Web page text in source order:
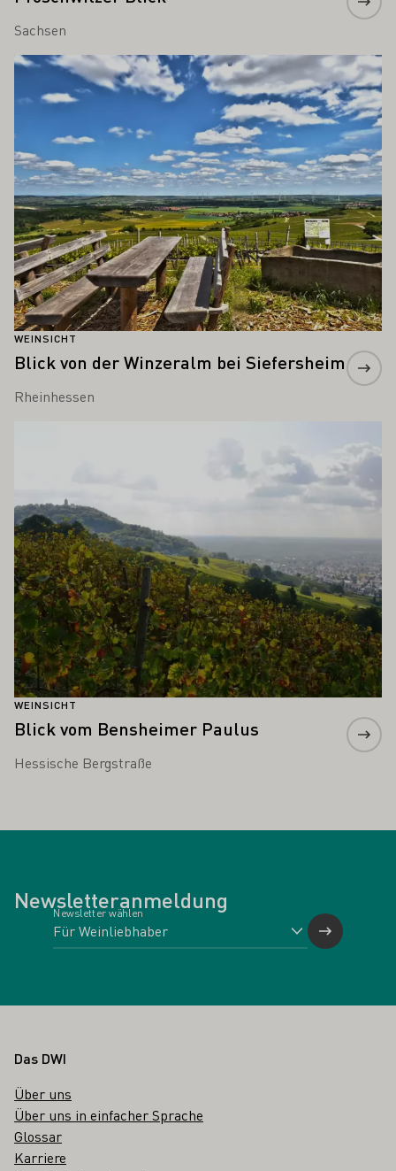
Sachsen
WEINSICHT
Blick von der Winzeralm bei Siefersheim
Rheinhessen
Mehr erfahren
WEINSICHT
Blick vom Bensheimer Paulus
Hessische Bergstraße
Newsletteranmeldung
Newsletter wählen
Fußbereich
Das DWI
Über uns
Über uns in einfacher Sprache
Glossar
Karriere